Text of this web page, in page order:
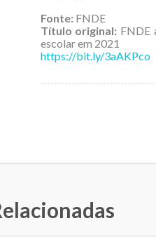
Fonte: FNDE
Título original: FNDE
escolar em 2021
https://bit.ly/3aAKPco